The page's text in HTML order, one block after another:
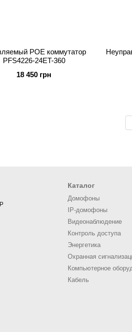
POE коммутатор
PFS4226-24ET-360
18 450 грн
Каталог
Домофоны
IP-домофоны
Видеонаблюдение
Контроль доступа
Энергетика
Охранная
Компьютерное
Кабель